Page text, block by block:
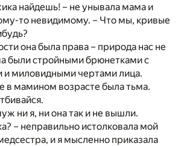
найдешь! – не унывала мама и
то невидимому. – Что мы, кривые
она была права – природа нас не
были стройными брюнетками с
миловидными чертами лица.
в мамином возрасте была тьма.
ни я, ни она так и не вышли.
– неправильно истолковала мой
и я мысленно приказала